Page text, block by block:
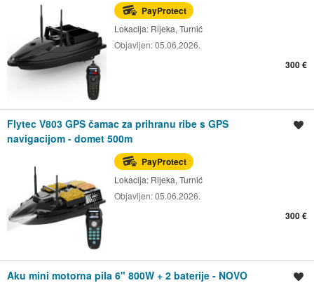
PayProtect
Lokacija: Rijeka, Turnić
Objavljen:05.06.2026.
300 €
Flytec V803 GPS čamac za prihranu ribe s GPS
navigacijom - domet 500m
PayProtect
Lokacija: Rijeka, Turnić
Objavljen:05.06.2026.
300 €
Aku mini motorna pila 6" 800W + 2 baterije - NOVO